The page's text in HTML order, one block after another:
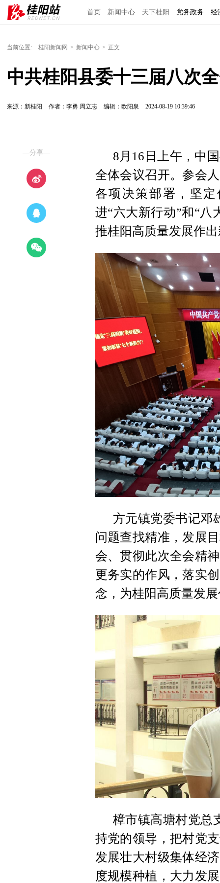
首页 新闻中心 天下桂阳 党务政务 经
当前位置: 桂阳新闻网 > 新闻中心 > 正文
中共桂阳县委十三届八次
来源：新桂阳 作者：李勇 周立志 编辑：欧阳泉 2024-08-19 10:39:46
—分享—
8月16日上午，中
全体会议召开。参会
各项决策部署，坚
进“六大新行动”和“八
推桂阳高质量发展作
方元镇党委书记邓
问题查找精准，发展
会、贯彻此次全会精
更务实的作风，落实
念，为桂阳高质量发
樟市镇高塘村党总
持党的领导，把村党
发展壮大村级集体经
度规模种植，大力发